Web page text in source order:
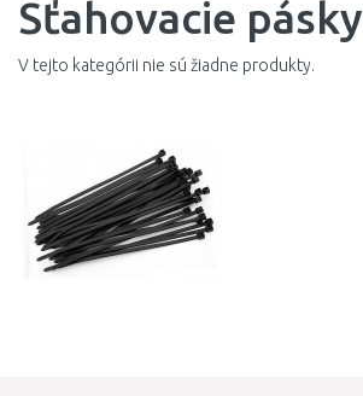
Sťahovacie pásky
V tejto kategórii nie sú žiadne produkty.